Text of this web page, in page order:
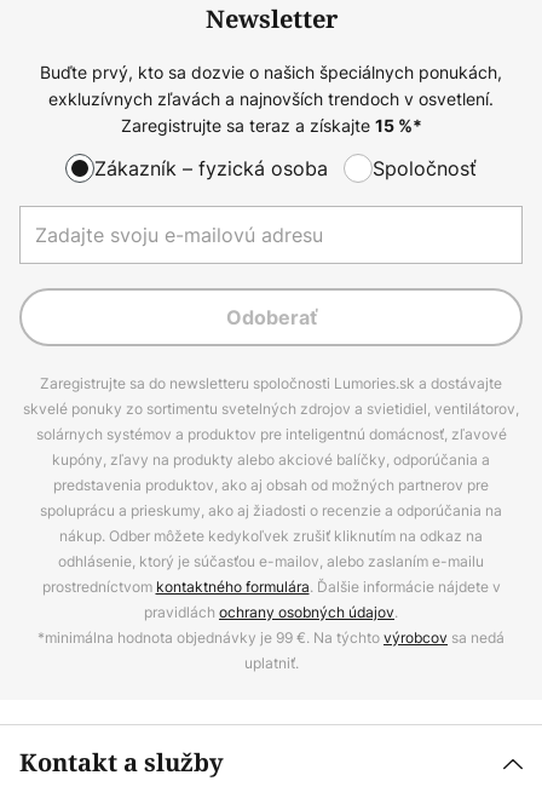
Newsletter
Buďte prvý, kto sa dozvie o našich špeciálnych ponukách,
exkluzívnych zľavách a najnovších trendoch v osvetlení.
Zaregistrujte sa teraz a získajte 15%*
Zákazník – fyzická osoba Spoločnosť
Odoberať
Zaregistrujte sa do newsletteru spoločnosti Lumories.sk a dostávajte
skvelé ponuky zo sortimentu svetelných zdrojov a svietidiel, ventilátorov,
solárnych systémov a produktov pre inteligentnú domácnosť, zľavové
kupóny, zľavy na produkty alebo akciové balíčky, odporúčania a
predstavenia produktov, ako aj obsah od možných partnerov pre
spoluprácu a prieskumy, ako aj žiadosti o recenzie a odporúčania na
nákup. Odber môžete kedykoľvek zrušiť kliknutím na odkaz na
odhlásenie, ktorý je súčasťou e-mailov, alebo zaslaním e-mailu
prostredníctvom kontaktného formulára. Ďalšie informácie nájdete v
pravidlách ochrany osobných údajov.
*minimálna hodnota objednávky je 99 €. Na týchtovýrobcov sa nedá
uplatniť.
Kontakt a služby